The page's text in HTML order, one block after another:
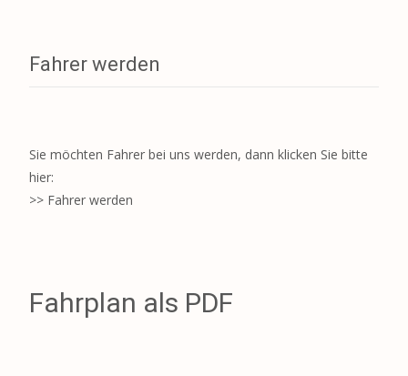
Fahrer werden
Sie möchten Fahrer bei uns werden, dann klicken Sie bitte
hier:
>> Fahrer werden
Fahrplan als PDF